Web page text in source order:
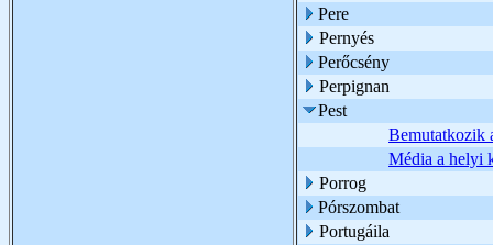
Pere
Pernyés
Perőcsény
Perpignan
Pest
Bemutatkozik
Média a helyi
Porrog
Pórszombat
Portugáila